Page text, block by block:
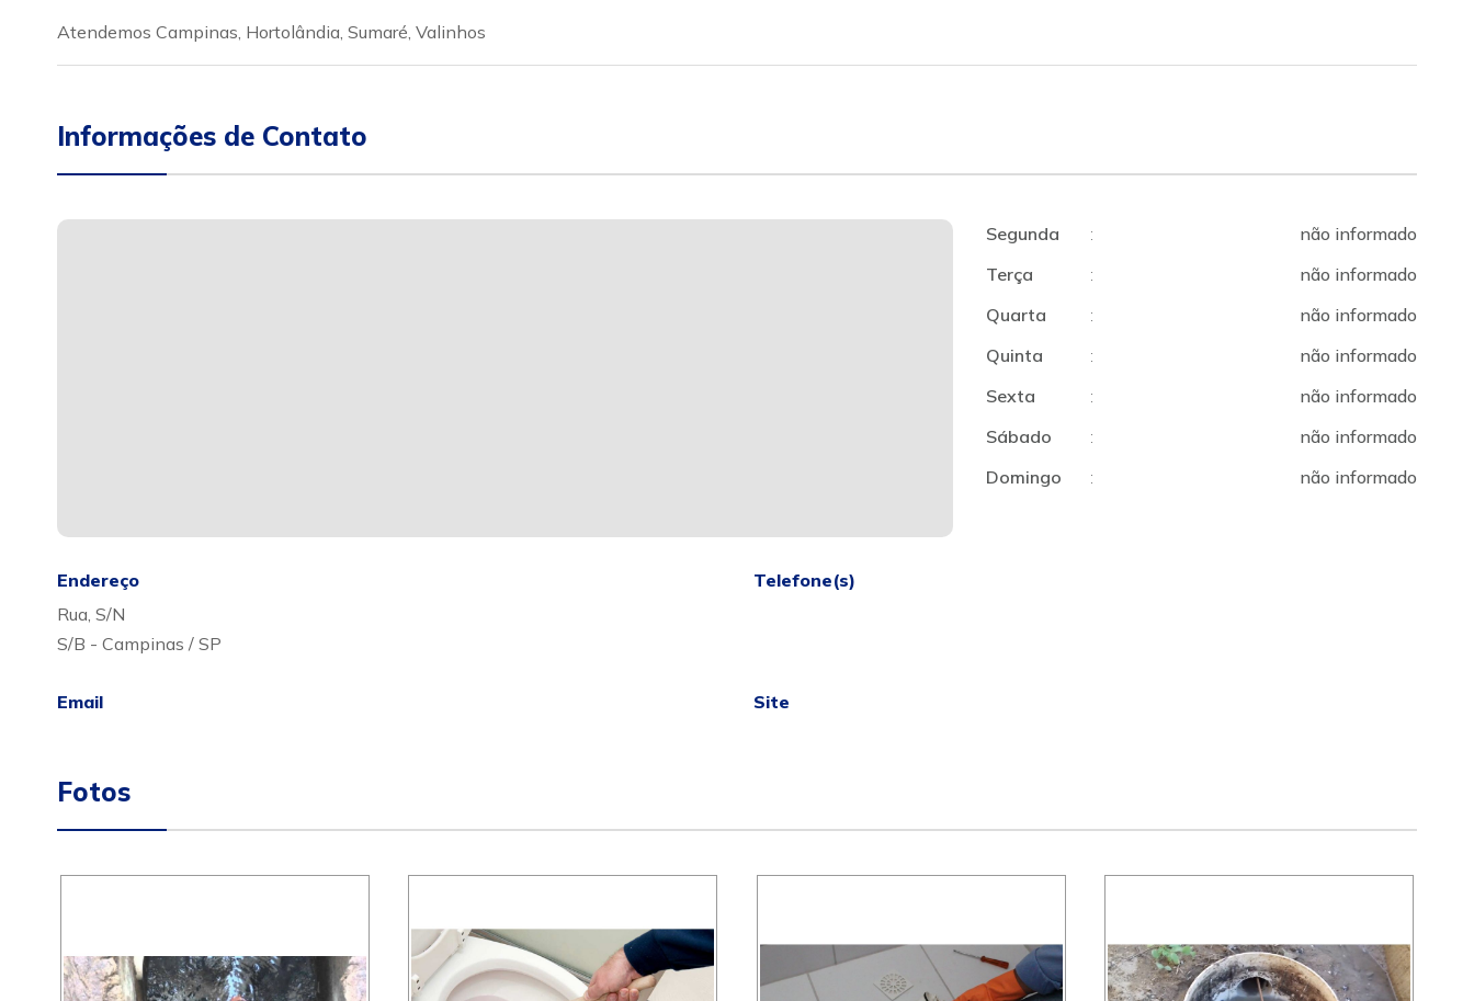
Atendemos Campinas, Hortolândia, Sumaré, Valinhos
Informações de Contato
Segunda :
não informado
Terça
:
não informado
Quarta
:
não informado
Quinta
:
não informado
Sexta
:
não informado
Sábado
:
não informado
Domingo
: não informado
Endereço
Rua, S/N
S/B - Campinas / SP
Telefone(s)
Email Site
Fotos